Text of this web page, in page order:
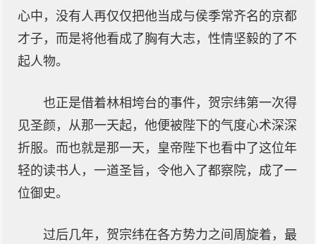
心中，没有人再仅仅把他当成与侯季常齐名的京都
才子，而是将他看成了胸有大志，性情坚毅的了不
起人物。
也正是借着林相垮台的事件，贺宗纬第一次得
见圣颜，从那一天起，他便被陛下的气度心术深深
折服。而也就是那一天，皇帝陛下也看中了这位年
轻的读书人，一道圣旨，令他入了都察院，成了一
位御史。
过后几年，贺宗纬在各方势力之间周旋着，最